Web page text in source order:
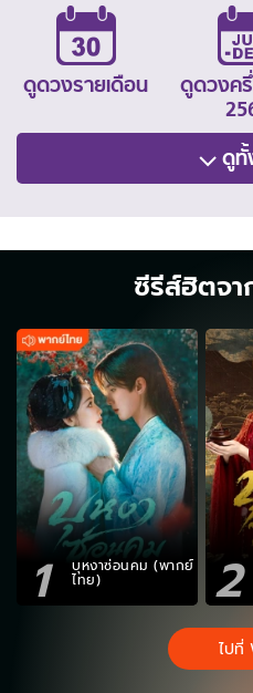
ดูดวงรายเดือน
ดูดวงค
ดูทั้
ซีรีส์ฮิตจา
1 บุหงาซ่อนคม (พากย์
ไทย) 2
ไปที่